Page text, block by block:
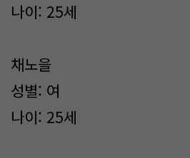
나이: 25세
채노을
성별: 여
나이: 25세